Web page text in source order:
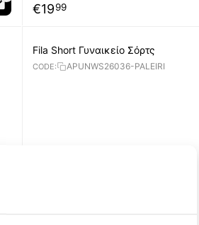
€1999
Fila Short Γυναικείο Σόρτς
CODE: APUNWS26036-PALEIRI